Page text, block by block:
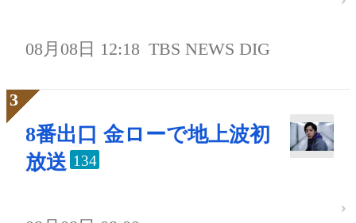
08月08日 12:18 TBS NEWS DIG
8番出口 金ローで地上波初
放送 134